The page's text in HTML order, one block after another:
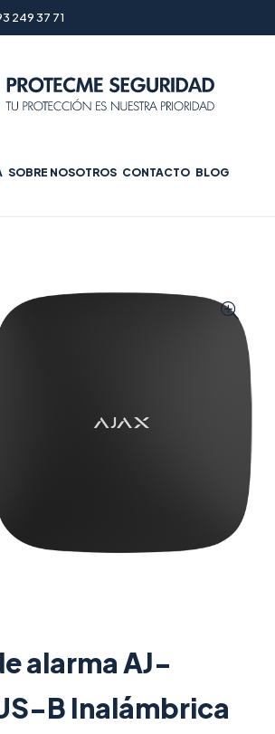
249 37 71
SOBRE NOSOTROS CONTACTO BLOG
alarma AJ-
B Inalámbrica